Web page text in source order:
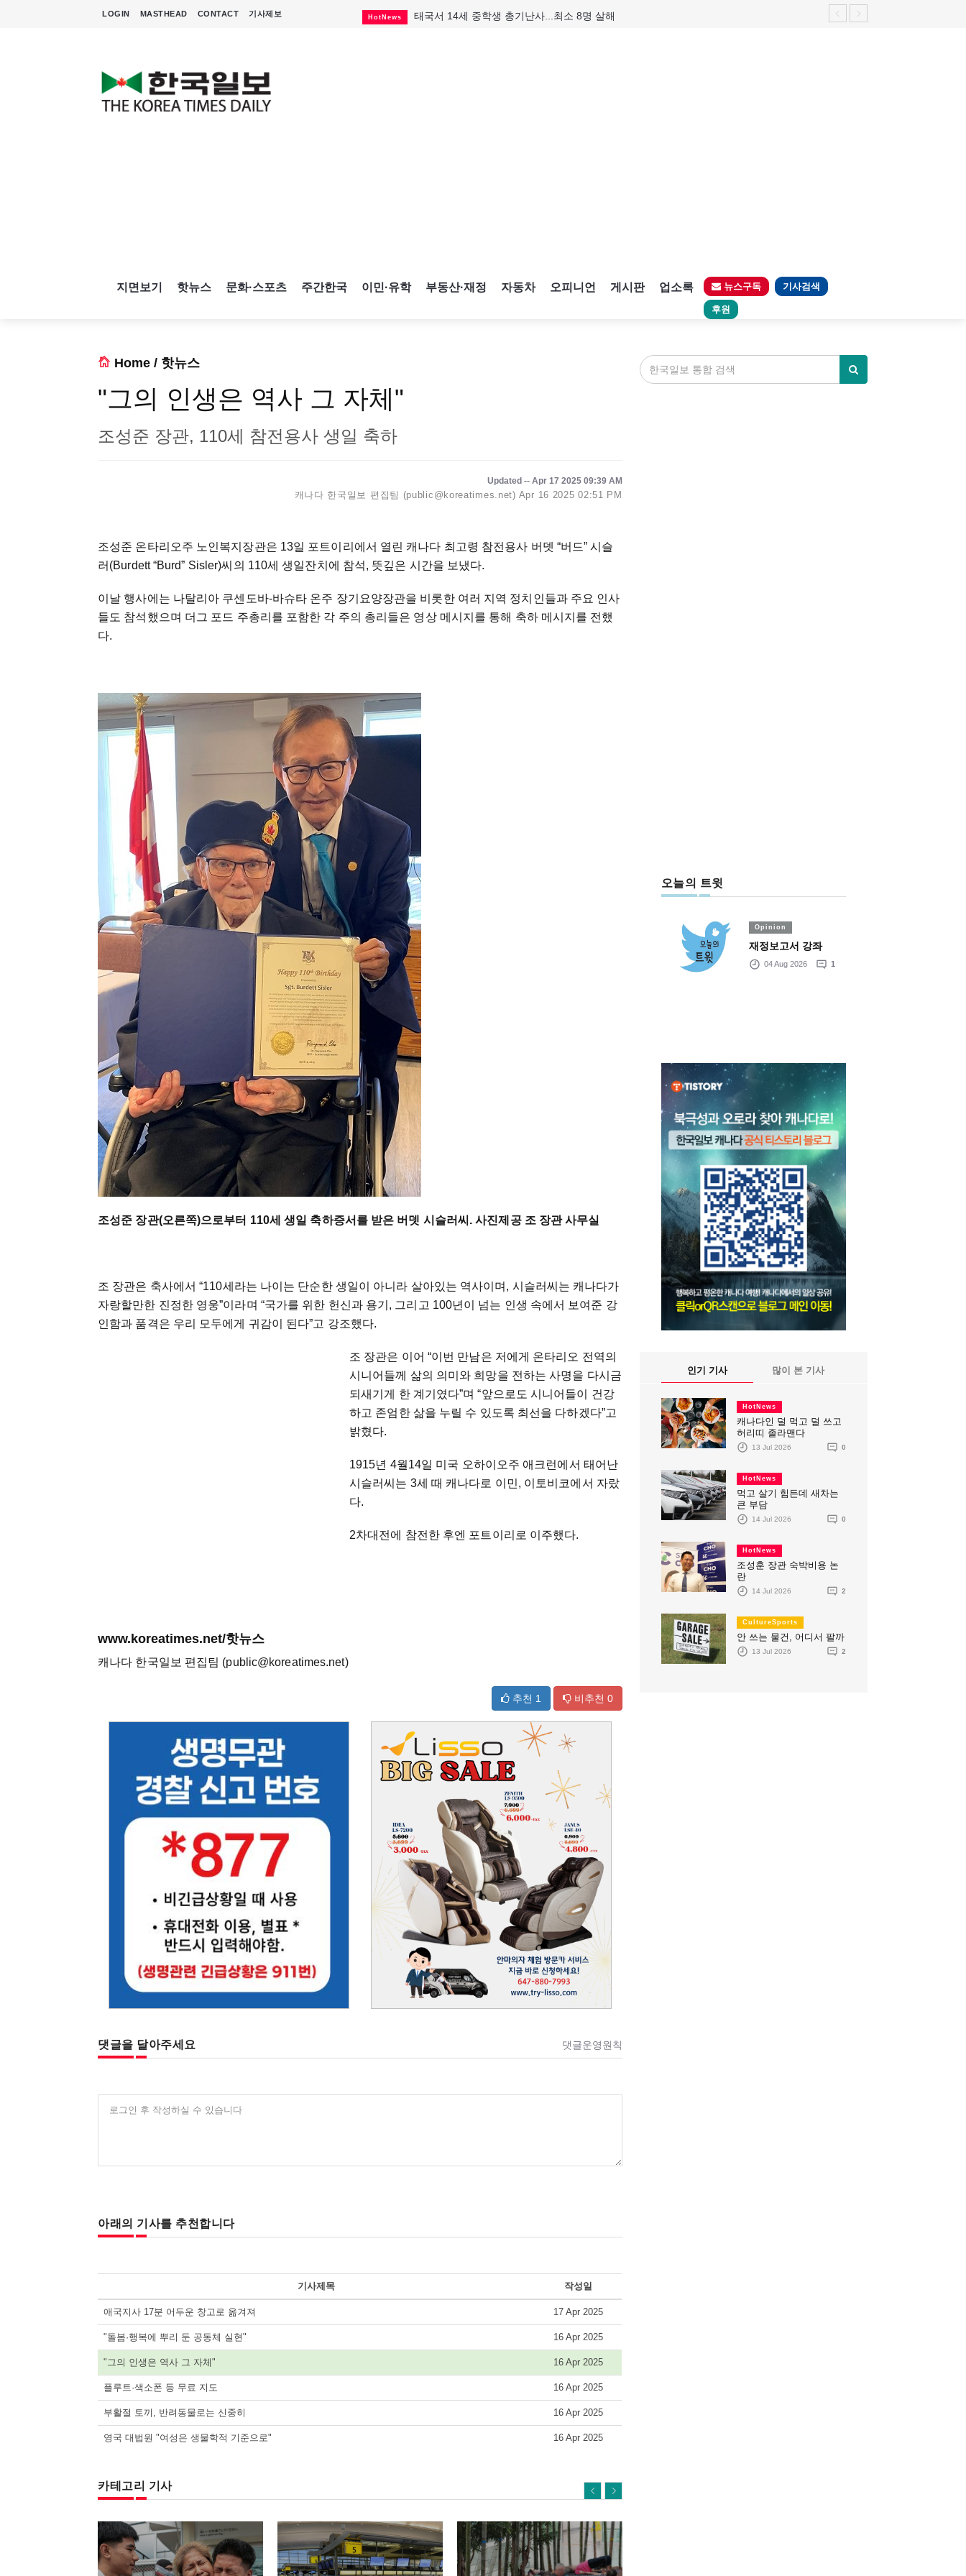
LOGIN MASTHEAD CONTACT 기사제보 HotNews 태국서 14세 중학생 총기난사...최소 8명 살해
지면보기 핫뉴스 문화·스포츠 주간한국 이민·유학 부동산·재정 자동차 오피니언 게시판 업소록 뉴스구독 기사검색
후원
Home / 핫뉴스
"그의 인생은 역사 그 자체"
조성준 장관, 110세 참전용사 생일 축하
Updated -- Apr 17 2025 09:39 AM
캐나다 한국일보 편집팀 (public@koreatimes.net) Apr 16 2025 02:51 PM
조성준 온타리오주 노인복지장관은 13일 포트이리에서 열린 캐나다 최고령 참전용사 버뎃 “버드” 시슬
러(Burdett “Burd” Sisler)씨의 110세 생일잔치에 참석, 뜻깊은 시간을 보냈다.
이날 행사에는 나탈리아 쿠센도바-바슈타 온주 장기요양장관을 비롯한 여러 지역 정치인들과 주요 인사
들도 참석했으며 더그 포드 주총리를 포함한 각 주의 총리들은 영상 메시지를 통해 축하 메시지를 전했
다.
조성준 장관(오른쪽)으로부터 110세 생일 축하증서를 받은 버뎃 시슬러씨. 사진제공 조 장관 사무실
조 장관은 축사에서 “110세라는 나이는 단순한 생일이 아니라 살아있는 역사이며, 시슬러씨는 캐나다가
자랑할만한 진정한 영웅”이라며 “국가를 위한 헌신과 용기, 그리고 100년이 넘는 인생 속에서 보여준 강
인함과 품격은 우리 모두에게 귀감이 된다”고 강조했다.
조 장관은 이어 “이번 만남은 저에게 온타리오 전역의
시니어들께 삶의 의미와 희망을 전하는 사명을 다시금
되새기게 한 계기였다”며 “앞으로도 시니어들이 건강
하고 존엄한 삶을 누릴 수 있도록 최선을 다하겠다”고
밝혔다.
1915년 4월14일 미국 오하이오주 애크런에서 태어난
시슬러씨는 3세 때 캐나다로 이민, 이토비코에서 자랐
다.
2차대전에 참전한 후엔 포트이리로 이주했다.
www.koreatimes.net/핫뉴스
캐나다 한국일보 편집팀 (public@koreatimes.net)
추천 1 비추천 0
댓글을 달아주세요 댓글운영원칙
로그인 후 작성하실 수 있습니다
아래의 기사를 추천합니다
기사제목 작성일
애국지사 17분 어두운 창고로 옮겨져 17 Apr 2025
"돌봄·행복에 뿌리 둔 공동체 실현" 16 Apr 2025
"그의 인생은 역사 그 자체" 16 Apr 2025
플루트·색소폰 등 무료 지도 16 Apr 2025
부활절 토끼, 반려동물로는 신중히 16 Apr 2025
영국 대법원 "여성은 생물학적 기준으로" 16 Apr 2025
카테고리 기사
오늘의 트윗
Opinion
재정보고서 강좌
04 Aug 2026 1
인기 기사 많이 본 기사
HotNews
캐나다인 덜 먹고 덜 쓰고
허리띠 졸라맨다
13 Jul 2026 0
HotNews
먹고 살기 힘든데 새차는
큰 부담
14 Jul 2026 0
HotNews
조성훈 장관 숙박비용 논
란
14 Jul 2026 2
CultureSports
안 쓰는 물건, 어디서 팔까
13 Jul 2026 2